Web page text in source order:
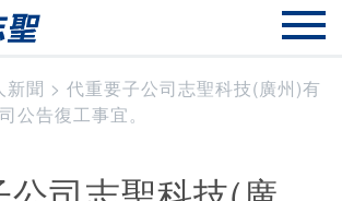
新聞 > 代重要子公司志聖科技(廣州)有
公告復工事宜。